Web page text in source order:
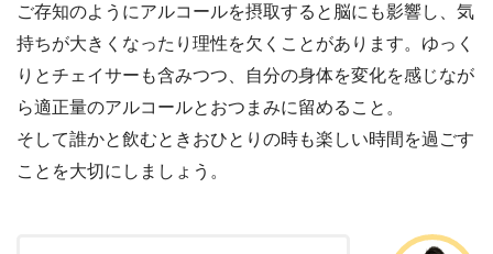
ご存知のようにアルコールを摂取すると脳にも影響し、気
持ちが大きくなったり理性を欠くことがあります。ゆっく
りとチェイサーも含みつつ、自分の身体を変化を感じなが
ら適正量のアルコールとおつまみに留めること。
そして誰かと飲むときおひとりの時も楽しい時間を過ごす
ことを大切にしましょう。